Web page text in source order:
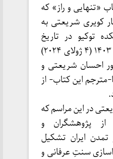
«تنهایی و راز» که
کویری شریعتی به
توکیو در تاریخ
پنجشنبه ۱۴ تیر ماه ۱۴۰۳ (۴ ژولای ۲۰۲۴)
احسان شریعتی و
مترجم این کتاب- از
در این مراسم که
پژوهشگران و
ایران تشکیل
سنتِ عرفانی و